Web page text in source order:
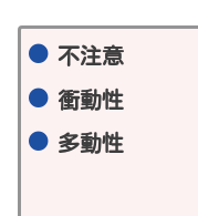
不注意
衝動性
多動性